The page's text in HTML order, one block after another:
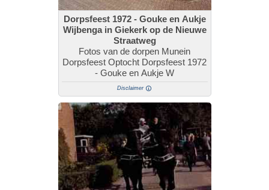
Dorpsfeest 1972 - Gouke en Aukje
Wijbenga in Giekerk op de Nieuwe
Straatweg
Fotos van de dorpen Munein
Dorpsfeest Optocht Dorpsfeest 1972
- Gouke en Aukje W
Disclaimer